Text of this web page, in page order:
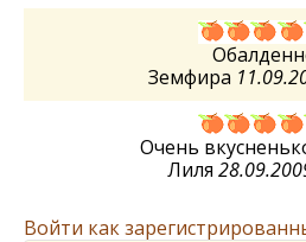
Земфира
Очень
Лиля
Войти как